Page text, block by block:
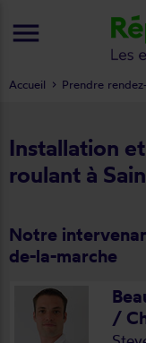
Installation
roulant à
Notre
de-la-marche
/
Accueil Prendre
menu